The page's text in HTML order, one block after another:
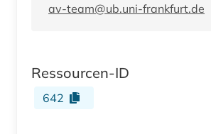
av-team@ub.uni-frankfurt.de
Ressourcen-ID
642